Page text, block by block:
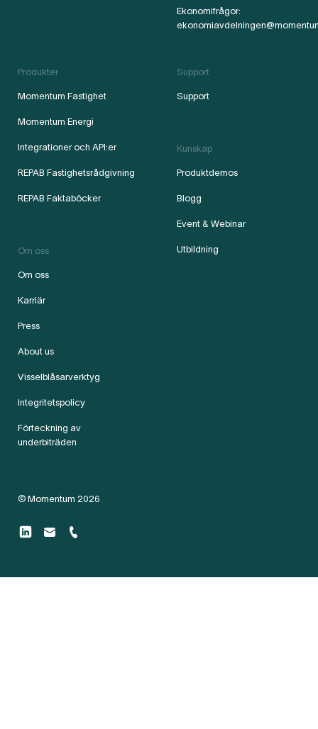
Ekonomifrågor:
Produkter
Momentum Fastighet
Momentum Energi
Integrationer och API:er
REPAB Fastighetsrådgivning
REPAB Faktaböcker
Om oss
Om oss
Karriär
Press
About us
Visselblåsarverktyg
Integritetspolicy
Förteckning av
underbiträden
Support
Support
Kunskap
Produktdemos
Blogg
Event & Webinar
Utbildning
© Momentum 2026